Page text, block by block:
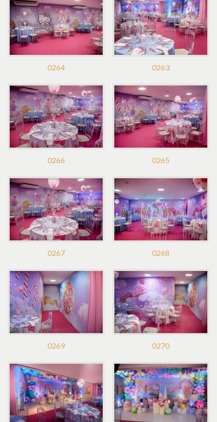
0264 0263
0266 0265
0267 0268
0269 0270